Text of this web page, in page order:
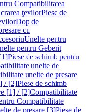
Compatibilitatea
ţevilorPiese de
Dop de
cu
Unelte pentru
pentru Geberit
Piese de schimb pentru
unelte de
unelte de presare
/ [2]Piese de schimb
[1] / [2]Compatibilitate
Compatibilitate
de presare [3]Piese de